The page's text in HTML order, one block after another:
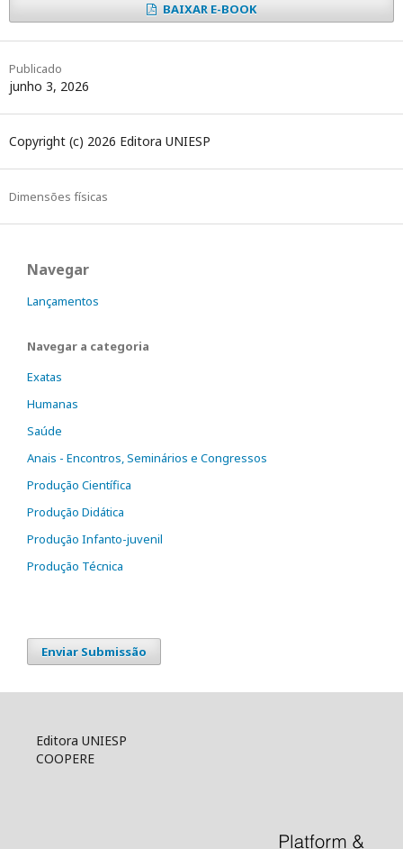
BAIXAR E-BOOK
Publicado
junho 3, 2026
Copyright (c) 2026 Editora UNIESP
Dimensões físicas
Navegar
Lançamentos
Navegar a categoria
Exatas
Humanas
Saúde
Anais - Encontros, Seminários e Congressos
Produção Científica
Produção Didática
Produção Infanto-juvenil
Produção Técnica
Enviar Submissão
Editora UNIESP
COOPERE